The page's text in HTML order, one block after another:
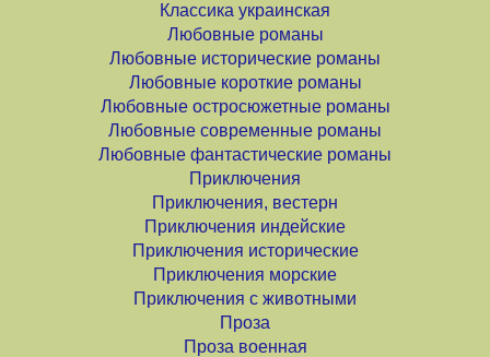
Классика украинская
Любовные романы
Любовные исторические романы
Любовные короткие романы
Любовные остросюжетные романы
Любовные современные романы
Любовные фантастические романы
Приключения
Приключения, вестерн
Приключения индейские
Приключения исторические
Приключения морские
Приключения с животными
Проза
Проза военная